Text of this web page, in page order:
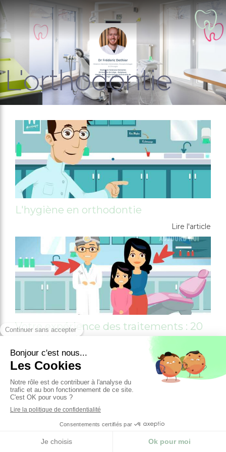
L'orthodontie
L'hygiène en orthodontie
Lire l'article
Votre expérience des traitements : 20
ans d'évolution
Lire l'article